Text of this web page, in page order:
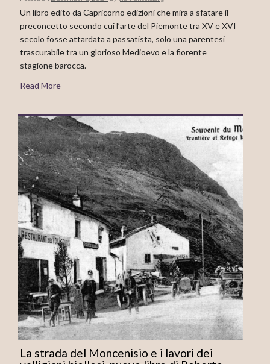
Un libro edito da Capricorno edizioni che mira a sfatare il
preconcetto secondo cui l’arte del Piemonte tra XV e XVI
secolo fosse attardata a passatista, solo una parentesi
trascurabile tra un glorioso Medioevo e la fiorente
stagione barocca.
Read More
La strada del Moncenisio e i lavori dei